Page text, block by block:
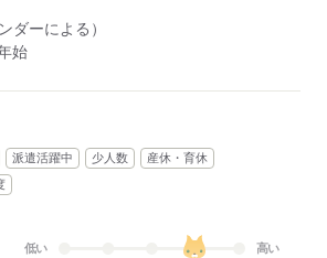
ダーによる）
始
派遣活躍中 少人数
産休・育休
低い 高い